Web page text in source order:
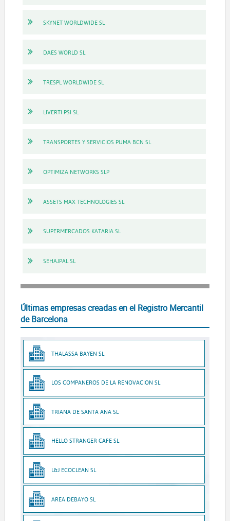
SKYNET WORLDWIDE SL
DAES WORLD SL
TRESPL WORLDWIDE SL
LIVERTI PSI SL
TRANSPORTES Y SERVICIOS PUMA BCN SL
OPTIMIZA NETWORKS SLP
ASSETS MAX TECHNOLOGIES SL
SUPERMERCADOS KATARIA SL
SEHAJPAL SL
Últimas empresas creadas en el Registro Mercantil
de Barcelona
THALASSA BAYEN SL
LOS COMPANEROS DE LA RENOVACION SL
TRIANA DE SANTA ANA SL
HELLO STRANGER CAFE SL
L&J ECOCLEAN SL
AREA DEBAYO SL